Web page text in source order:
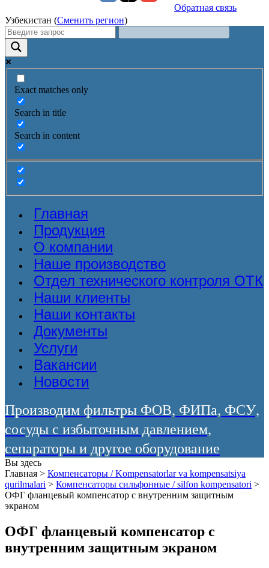
Обратная связь
Узбекистан (Сменить регион)
Exact matches only
Search in title
Search in content
Главная
Продукция
О компании
Наше производство
Отдел технического контроля ОТК
Наши клиенты
Наши контакты
Документы
Услуги
Вакансии
Новости
Производим фильтры ФОВ, ФИПа, ФСУ,
сосуды с избыточным давлением,
сепараторы и другое оборудование
Вы здесь
Главная > Компенсаторы / Kompensatorlar va kompensatsiya
qurilmalari > Компенсаторы сильфонные / silfon kompensatori >
ОФГ фланцевый компенсатор с внутренним защитным
экраном
ОФГ фланцевый компенсатор с
внутренним защитным экраном